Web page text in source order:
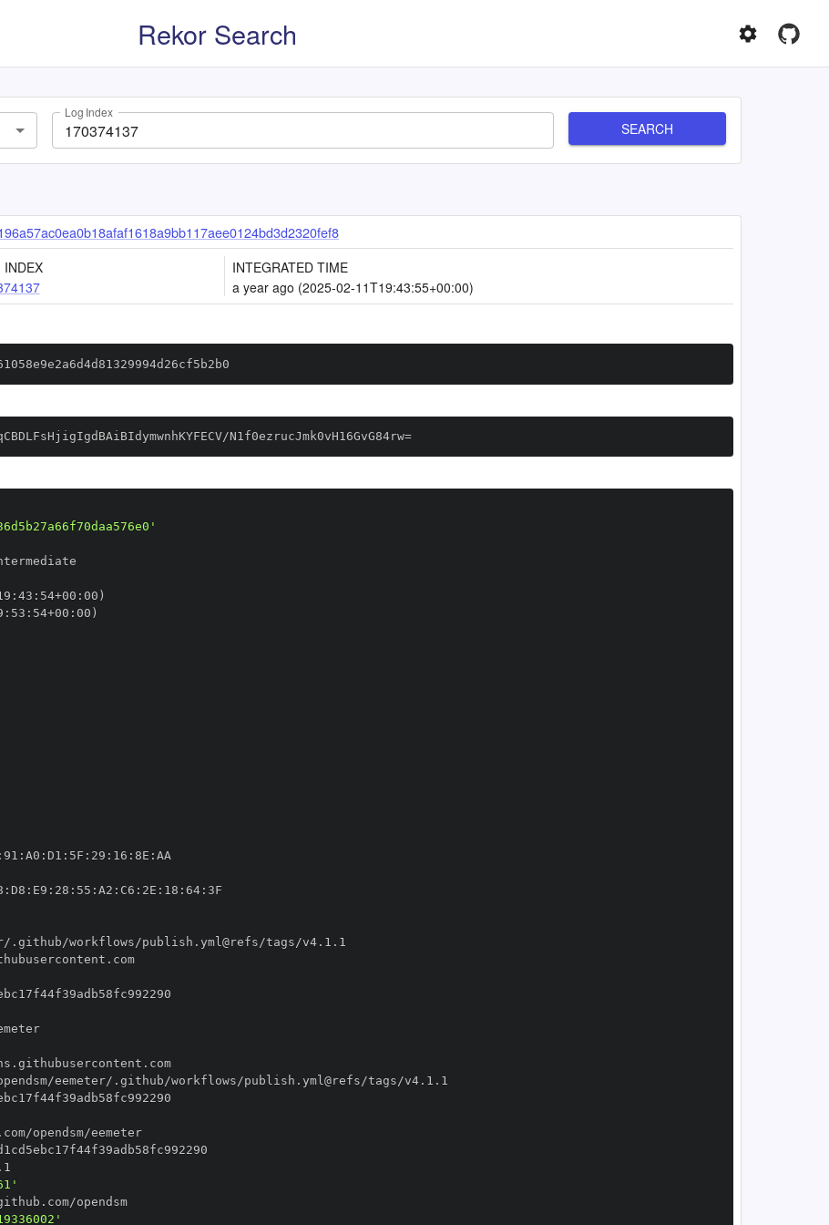
Rekor Search
Log Index
SEARCH
INDEX
INTEGRATED TIME
a year ago (2025-02-11T19:43:55+00:00)
N1f0ezrucJmk0vH16GvG84rw=
: 43 : 54+00 :
: 53 : 54+00 :
: 91 : A0 : D1 : 5F : 29 : 16 : 8E :
: D8 : E9 : 28 : 55 : A2 : C6 : 2E : 18 : 64:
//token.actions.githubusercontent.com
opendsm/eemeter
//token.actions.githubusercontent.com
//github.com/opendsm/eemeter
//github.com/opendsm